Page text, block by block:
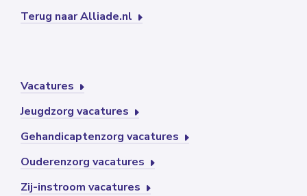
Terug naar Alliade.nl
Vacatures
Jeugdzorg vacatures
Gehandicaptenzorg vacatures
Ouderenzorg vacatures
Zij-instroom vacatures